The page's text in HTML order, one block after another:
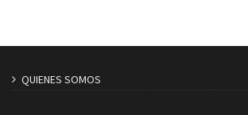
QUIENES SOMOS